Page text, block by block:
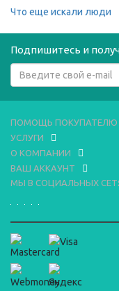
Что еще искали люди
Подпишитесь и
ПОМОЩЬ ПОКУПАТЕЛЮ
УСЛУГИ
О КОМПАНИИ
ВАШ АККАУНТ
МЫ В СОЦИАЛЬНЫХ